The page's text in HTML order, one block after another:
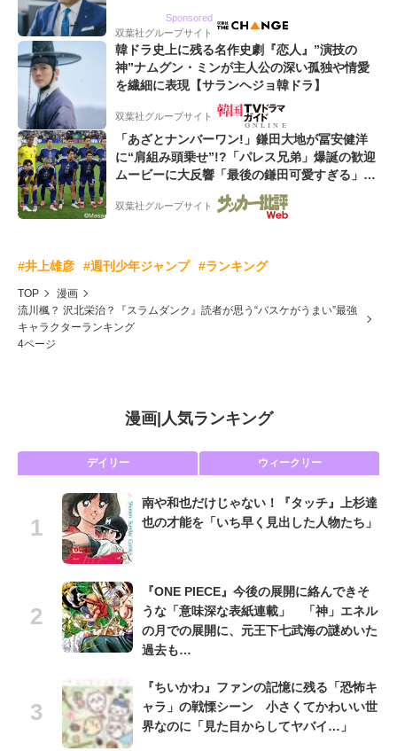
Sponsored
双葉社グループサイト
韓ドラ史上に残る名作史劇『恋人』”演技の
神”ナムグン・ミンが主人公の深い孤独や情愛
を繊細に表現【サランヘジョ韓ドラ】
双葉社グループサイト
「あざとナンバーワン!」鎌田大地が冨安健洋
に“肩組み頭乗せ”!?「パレス兄弟」爆誕の歓迎
ムービーに大反響「最後の鎌田可愛すぎる」
「粋にも程がある!」
双葉社グループサイト
#井上雄彦 #週刊少年ジャンプ #ランキング
TOP
漫画
流川楓？ 沢北栄治？『スラムダンク』読者が思う“バスケがうまい”最強
キャラクターランキング
4ページ
漫画| 人気ランキング
デイリー ウィークリー
南や和也だけじゃない！『タッチ』上杉達
也の才能を「いち早く見出した人物たち」
『ONE PIECE』今後の展開に絡んできそ
うな「意味深な表紙連載」 「神」エネル
の月での展開に、元王下七武海の謎めいた
過去も…
『ちいかわ』ファンの記憶に残る「恐怖キ
ャラ」の戦慄シーン 小さくてかわいい世
界なのに「見た目からしてヤバイ…」